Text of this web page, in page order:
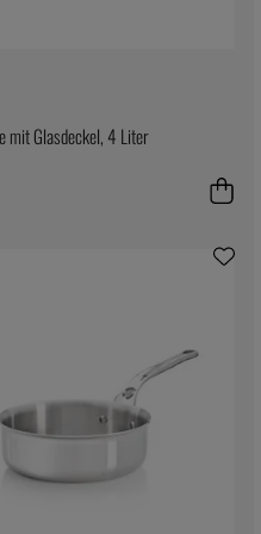
mit Glasdeckel, 4 Liter